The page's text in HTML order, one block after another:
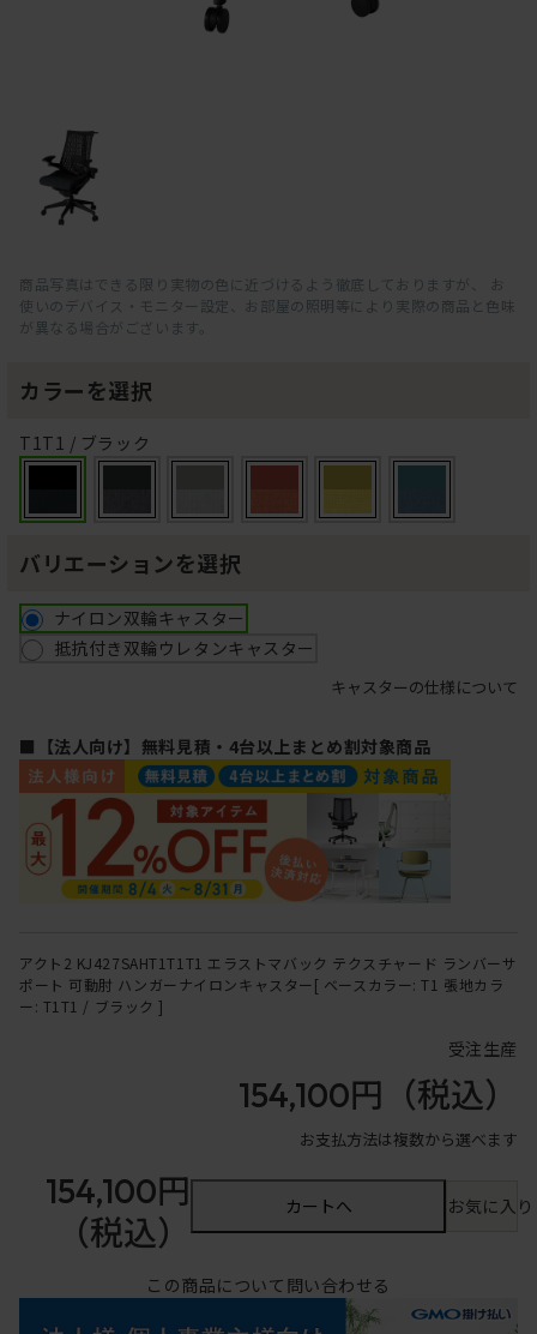
商品写真はできる限り実物の色に近づけるよう徹底しておりますが、 お
使いのデバイス・モニター設定、お部屋の照明等により実際の商品と色味
が異なる場合がございます。
カラーを選択
T1T1 / ブラック
バリエーションを選択
ナイロン双輪キャスター
抵抗付き双輪ウレタンキャスター
キャスターの仕様について
■【法人向け】無料見積・4台以上まとめ割対象商品
アクト2 KJ427SAHT1T1T1 エラストマバック テクスチャード ランバーサ
ポート 可動肘 ハンガーナイロンキャスター[ ベースカラー: T1 張地カラ
ー: T1T1 / ブラック ]
受注生産
154,100円 （税込）
お支払方法は複数から選べます
154,100円
（税込）
カートへ お気に入
この商品について問い合わせる